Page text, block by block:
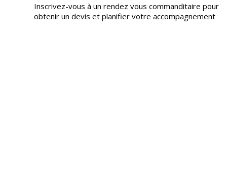
Inscrivez-vous à un rendez vous commanditaire pour
obtenir un devis et planifier votre accompagnement